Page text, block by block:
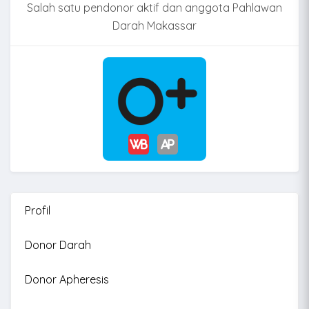
Salah satu pendonor aktif dan anggota Pahlawan
Darah Makassar
Profil
Donor Darah
Donor Apheresis